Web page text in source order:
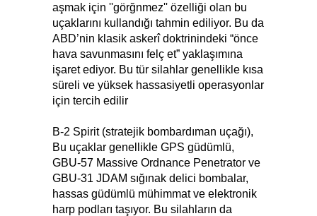
aşmak için ''görğnmez'' özelliği olan bu
uçaklarını kullandığı tahmin ediliyor. Bu da
ABD’nin klasik askerî doktrinindeki “önce
hava savunmasını felç et” yaklaşımına
işaret ediyor. Bu tür silahlar genellikle kısa
süreli ve yüksek hassasiyetli operasyonlar
için tercih edilir
B‑2 Spirit (stratejik bombardıman uçağı),
Bu uçaklar genellikle GPS güdümlü,
GBU‑57 Massive Ordnance Penetrator ve
GBU‑31 JDAM sığınak delici bombalar,
hassas güdümlü mühimmat ve elektronik
harp podları taşıyor. Bu silahların da